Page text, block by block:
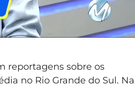
reportagens sobre os
no Rio Grande do Sul. Na